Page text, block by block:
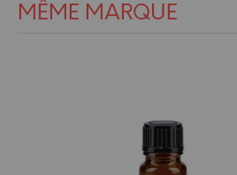
MÊME MARQUE